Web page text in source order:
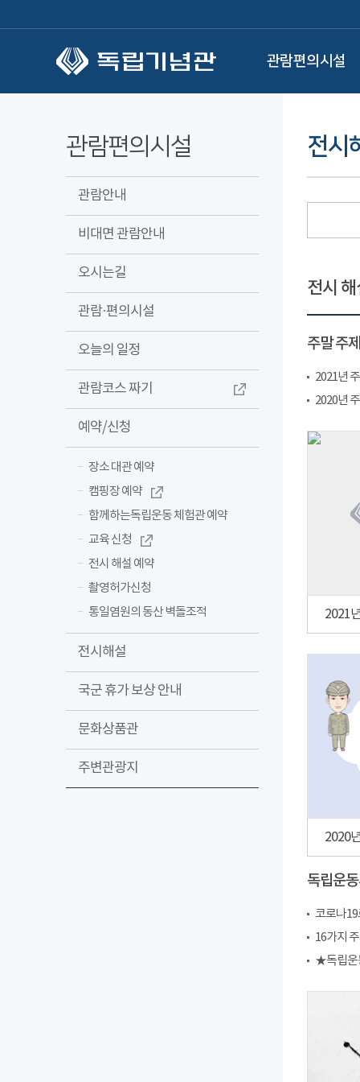
관람편의시설
관람편의시설
관람안내
비대면 관람안내
오시는길
관람·편의시설
오늘의 일정
관람코스 짜기
예약/신청
장소 대관 예약
캠핑장 예약
함께하는독립운동 체험관 예약
교육 신청
전시 해설 예약
촬영허가신청
통일염원의 동산 벽돌조적
전시해설
국군 휴가 보상 안내
문화상품관
주변관광지
전시
전시
주말 주
2021년
2020년
2021
2020
독립운
코로나19
16가지
★독립운